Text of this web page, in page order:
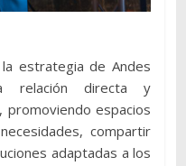
estrategia de Andes
relación directa y
promoviendo espacios
compartir
adaptadas a los